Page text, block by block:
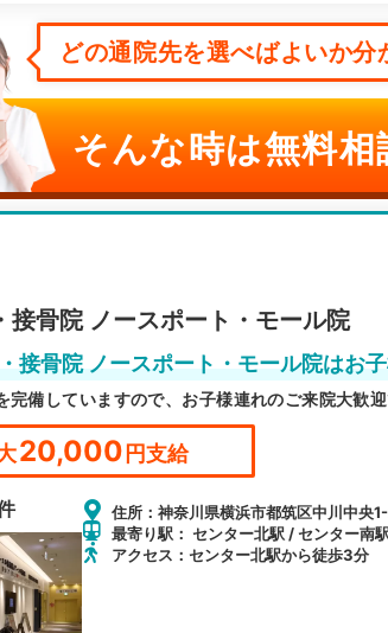
どの通院先を選べばよいか分
そんな時は無料相
接骨院 ノースポート・モール院
接骨院 ノースポート・モール院はお
完備していますので、お子様連れのご来院大歓迎
20,000 円支給
住所：神奈川県横浜市都筑区中川中央
最寄り駅： センター北駅 / センター南
アクセス：センター北駅から徒歩3分